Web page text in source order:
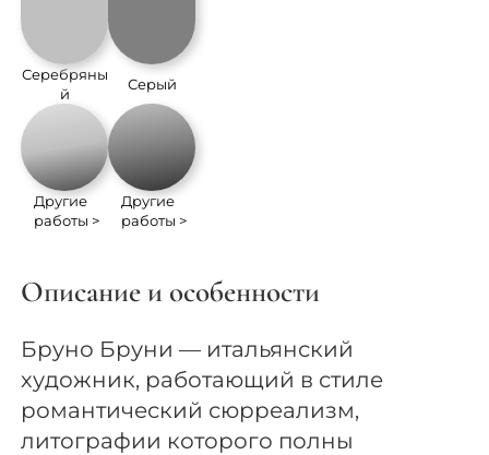
Серебряны
й
Другие
работы >
Серый
Другие
работы >
Описание и особенности
Бруно Бруни — итальянский
художник, работающий в стиле
романтический сюрреализм,
литографии которого полны